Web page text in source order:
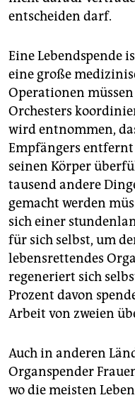
entscheiden darf.
Eine Lebendspende
eine große
Operationen
Orchesters
wird entnommen,
Empfängers
seinen Körper
tausend andere
gemacht werden
sich einer
für sich selbst, um
lebensrettendes
regeneriert sich
Prozent davon
Arbeit von zweien
Auch in anderen
Organspender
wo die meisten